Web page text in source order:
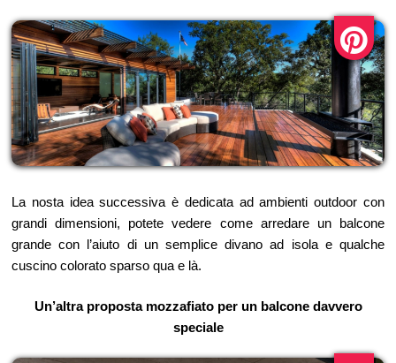
La nosta idea successiva è dedicata ad ambienti outdoor con
grandi dimensioni, potete vedere come arredare un balcone
grande con l’aiuto di un semplice divano ad isola e qualche
cuscino colorato sparso qua e là.
Un’altra proposta mozzafiato per un balcone davvero
speciale